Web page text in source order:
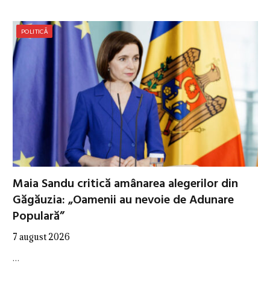
POLITICĂ
Maia Sandu critică amânarea alegerilor din
Găgăuzia: „Oamenii au nevoie de Adunare
Populară”
7 august 2026
…